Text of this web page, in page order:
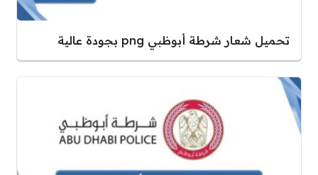
تحميل شعار شرطة أبوظبي png بجودة عالية